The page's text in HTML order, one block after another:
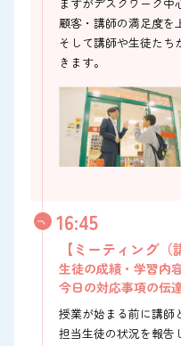
顧客・講師の満足度を
そして講師や生徒たち
きます。
16:45
【ミーティング（
生徒の成績・学習内
今日の対応事項の伝
授業が始まる前に講師
担当生徒の状況を報告